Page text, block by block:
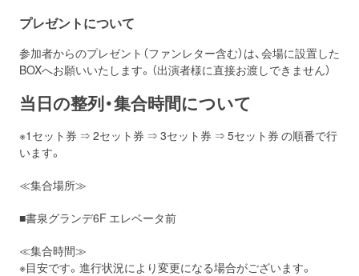
プレゼントについて
参加者からのプレゼント（ファンレター含む）は、会場に設置した
BOXへお願いいたします。（出演者様に直接お渡しできません）
当日の整列・集合時間について
※1セット券 ⇒ 2セット券 ⇒ 3セット券 ⇒ 5セット券 の順番で行
います。
≪集合場所≫
■書泉グランデ6F エレベータ前
≪集合時間≫
※目安です。進行状況により変更になる場合がございます。